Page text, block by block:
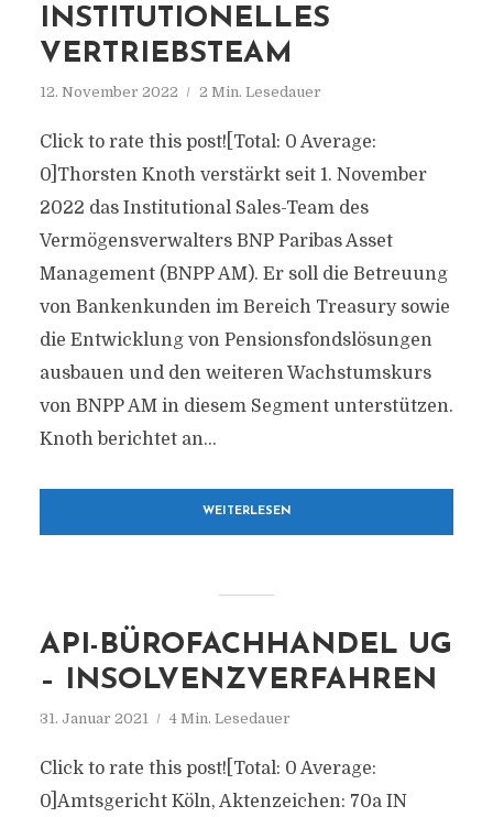
INSTITUTIONELLES
VERTRIEBSTEAM
12. November 2022 2 Min. Lesedauer
Click to rate this post![Total: 0 Average:
0]Thorsten Knoth verstärkt seit 1. November
2022 das Institutional Sales-Team des
Vermögensverwalters BNP Paribas Asset
Management (BNPP AM). Er soll die Betreuung
von Bankenkunden im Bereich Treasury sowie
die Entwicklung von Pensionsfondslösungen
ausbauen und den weiteren Wachstumskurs
von BNPP AM in diesem Segment unterstützen.
Knoth berichtet an...
WEITERLESEN
API-BÜROFACHHANDEL UG
– INSOLVENZVERFAHREN
31. Januar 2021 4 Min. Lesedauer
Click to rate this post![Total: 0 Average:
0]Amtsgericht Köln, Aktenzeichen: 70a IN